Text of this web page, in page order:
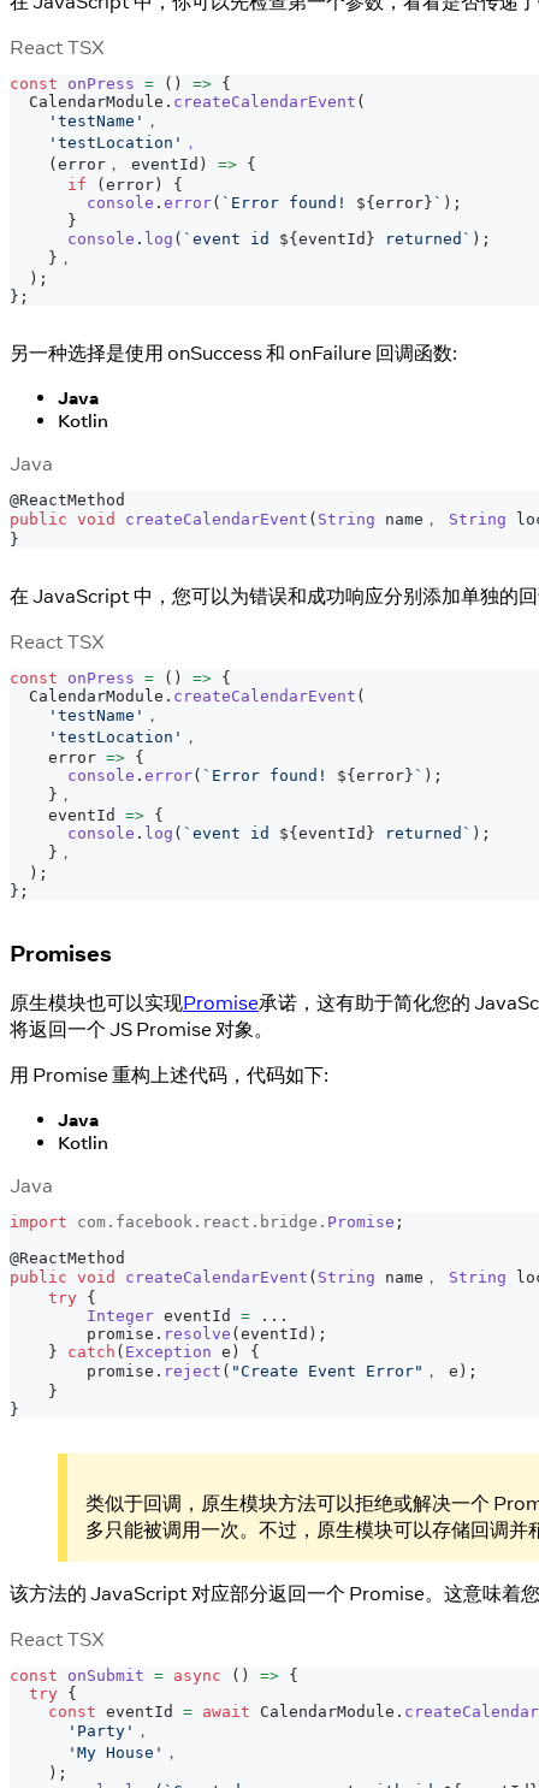
React TSX
const onPress = ( ) => {
CalendarModule . createCalendarEvent (
'testName' ，
'testLocation' ，
( error， eventId ) => {
if
( error )
{
console . error( ` Error found! ${ error } ` ) ;
}
console . log ( ` event id ${ eventId } returned ` ) ;
} ，
) ;
} ;
另一种选择是使用 onSuccess 和 onFailure 回调函数:
Java
Kotlin
Java
@ReactMethod
public void createCalendarEvent ( String name， String
}
在 JavaScript 中，您可以为错误和成功响应分别添加单独的
React TSX
const onPress = ( ) => {
CalendarModule . createCalendarEvent (
'testName' ，
'testLocation' ，
    error
=> {
console . error( ` Error found! ${ error } ` ) ;
} ，
    eventId
=> {
console . log ( ` event id ${ eventId } returned ` ) ;
} ，
) ;
} ;
Promises
原生模块也可以实现Promise承诺，这有助于简化您的
将返回一个 JS Promise 对象。
用 Promise 重构上述代码，代码如下:
Java
Kotlin
Java
import com . facebook . react . bridge . Promise ;
@ReactMethod
public void createCalendarEvent ( String name， String
try {
Integer eventId = . . .
        promise
. resolve (eventId ) ;
}
catch ( Exception e )
{
        promise
. reject ( "Create Event Error" ， e ) ;
}
}
类似于回调，原生模块方法可以拒绝或解决一个
多只能被调用一次。不过，原生模块可以存储回调并
该方法的 JavaScript 对应部分返回一个 Promise。这意味着
React TSX
const onSubmit = async ( ) => {
try {
const eventId = await CalendarModule .
'Party' ，
'My House' ，
) ;